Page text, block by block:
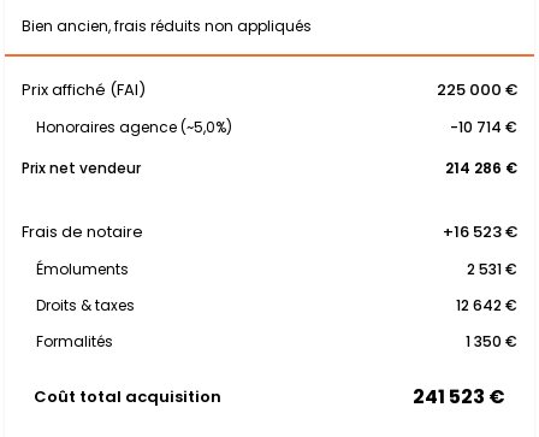
Bien ancien, frais réduits non appliqués
Prix affiché (FAI) 225 000 €
Honoraires agence (~5,0%)
-10 714 €
Prix net vendeur
214 286 €
Frais de notaire +16 523 €
Émoluments
2 531 €
Droits & taxes
12 642 €
Formalités
1 350 €
Coût total acquisition 241 523 €